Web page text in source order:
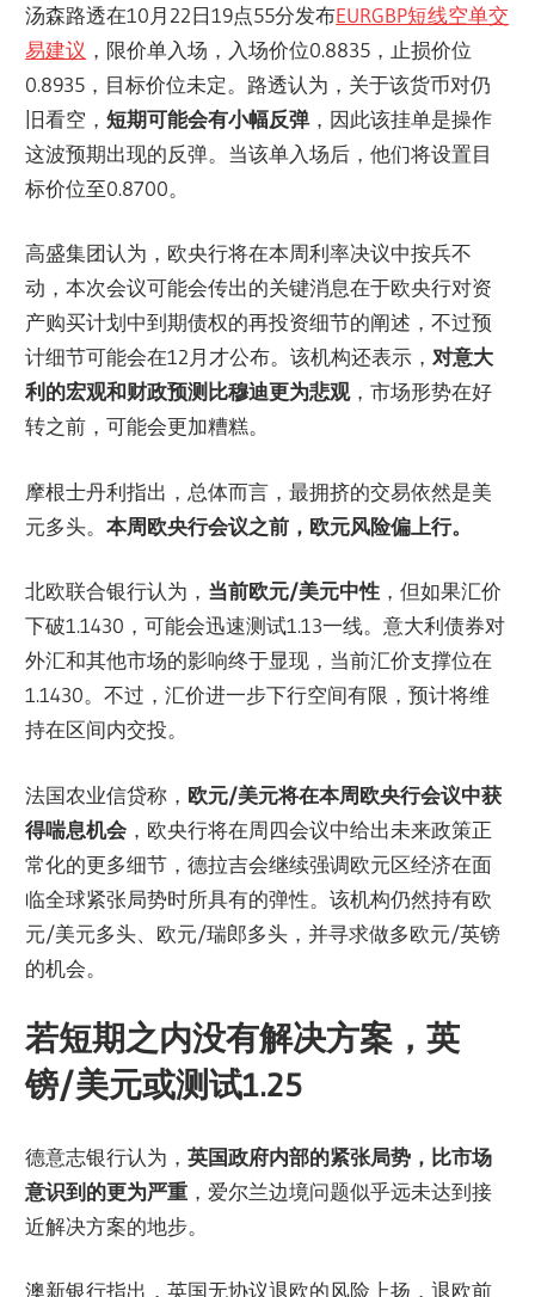
汤森路透在10月22日19点55分发布EURGBP短线空单交
易建议 ，限价单入场，入场价位0.8835，止损价位
0.8935，目标价位未定。路透认为，关于该货币对仍
旧看空，短期可能会有小幅反弹，因此该挂单是操作
这波预期出现的反弹。当该单入场后，他们将设置目
标价位至0.8700。
高盛集团认为，欧央行将在本周利率决议中按兵不
动，本次会议可能会传出的关键消息在于欧央行对资
产购买计划中到期债权的再投资细节的阐述，不过预
计细节可能会在12月才公布。该机构还表示， 对意大
利的宏观和财政预测比穆迪更为悲观，市场形势在好
转之前，可能会更加糟糕。
摩根士丹利指出，总体而言，最拥挤的交易依然是美
元多头。本周欧央行会议之前，欧元风险偏上行。
北欧联合银行认为， 当前欧元/美元中性 ，但如果汇价
下破1.1430，可能会迅速测试1.13一线。意大利债券对
外汇和其他市场的影响终于显现，当前汇价支撑位在
1.1430。不过，汇价进一步下行空间有限，预计将维
持在区间内交投。
法国农业信贷称， 欧元/美元将在本周欧央行会议中获
得喘息机会 ，欧央行将在周四会议中给出未来政策正
常化的更多细节，德拉吉会继续强调欧元区经济在面
临全球紧张局势时所具有的弹性。该机构仍然持有欧
元/美元多头、欧元/瑞郎多头，并寻求做多欧元/英镑
的机会。
若短期之内没有解决方案，英
镑/美元或测试1.25
德意志银行认为，英国政府内部的紧张局势，比市场
意识到的更为严重 ，爱尔兰边境问题似乎远未达到接
近解决方案的地步。
澳新银行指出，英国无协议退欧的风险上扬，退欧前